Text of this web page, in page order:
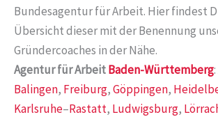
Bundesagentur für Arbeit. Hier findest
Übersicht dieser mit der Benennung
Gründercoaches in der Nähe.
Agentur für ArbeitBaden-Württemberg
Balingen, Freiburg,Göppingen,
Karlsruhe–Rastatt, Ludwigsburg,